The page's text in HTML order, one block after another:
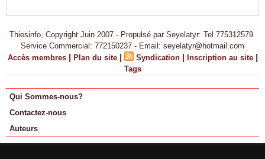
Thiesinfo, Copyright Juin 2007 - Propulsé par Seyelatyr: Tel 775312579.
Service Commercial: 772150237 - Email: seyelatyr@hotmail.com
Accès membres | Plan du site | Syndication | Inscription au site |
Tags
Qui Sommes-nous?
Contactez-nous
Auteurs